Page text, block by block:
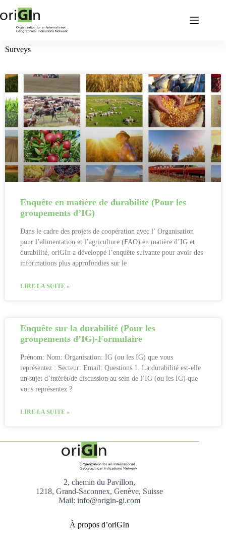
Surveys
Enquête en matière de durabilité (Pour les
groupements d’IG)
Dans le cadre des projets de coopération avec l’ Organisation
pour l’alimentation et l’agriculture (FAO) en matière d’IG et
durabilité, oriGIn a développé l’enquête suivante pour avoir des
informations plus approfondies sur le
LIRE LA SUITE »
Enquête sur la durabilité (Pour les
groupements d’IG)-Formulaire
Prénom: Nom: Organisation: IG (ou les IG) que vous
représentez : Secteur: Email: Questions 1. La durabilité est-elle
un sujet d’intérêt/de discussion au sein de l’IG (ou les IG) que
vous représentez ?
LIRE LA SUITE »
2, chemin du Pavillon,
1218, Grand-Saconnex, Genève, Suisse
Mail: info@origin-gi.com
À propos d’oriGIn